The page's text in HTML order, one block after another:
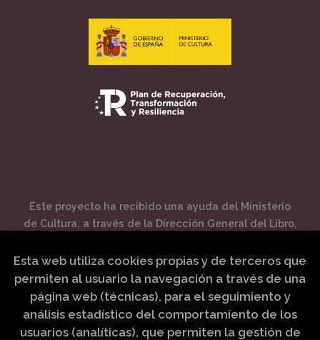
Este proyecto ha recibido una ayuda del Ministerio
de Cultura, a través de la Dirección General del Libro,
Esta web utiliza cookies propias y de terceros que
permiten al usuario la navegación a través de una
página web (técnicas), para el seguimiento y
análisis estadístico del comportamiento de los
usuarios (analíticas), que permiten la gestión de